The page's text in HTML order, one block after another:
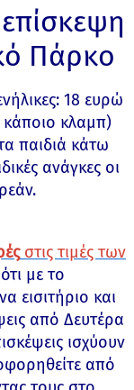
επίσκεψη
Πάρκο
18 ευρώ
κλαμπ)
παιδιά κάτω
ανάγκες οι
στις τιμές των
με το
εισιτήριο και
από Δευτέρα
ισχύουν
από